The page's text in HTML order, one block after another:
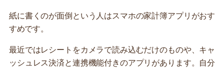
紙に書くのが面倒という人はスマホの家計簿アプリがおす
すめです。
最近ではレシートをカメラで読み込むだけのものや、キャ
ッシュレス決済と連携機能付きのアプリがあります。自分